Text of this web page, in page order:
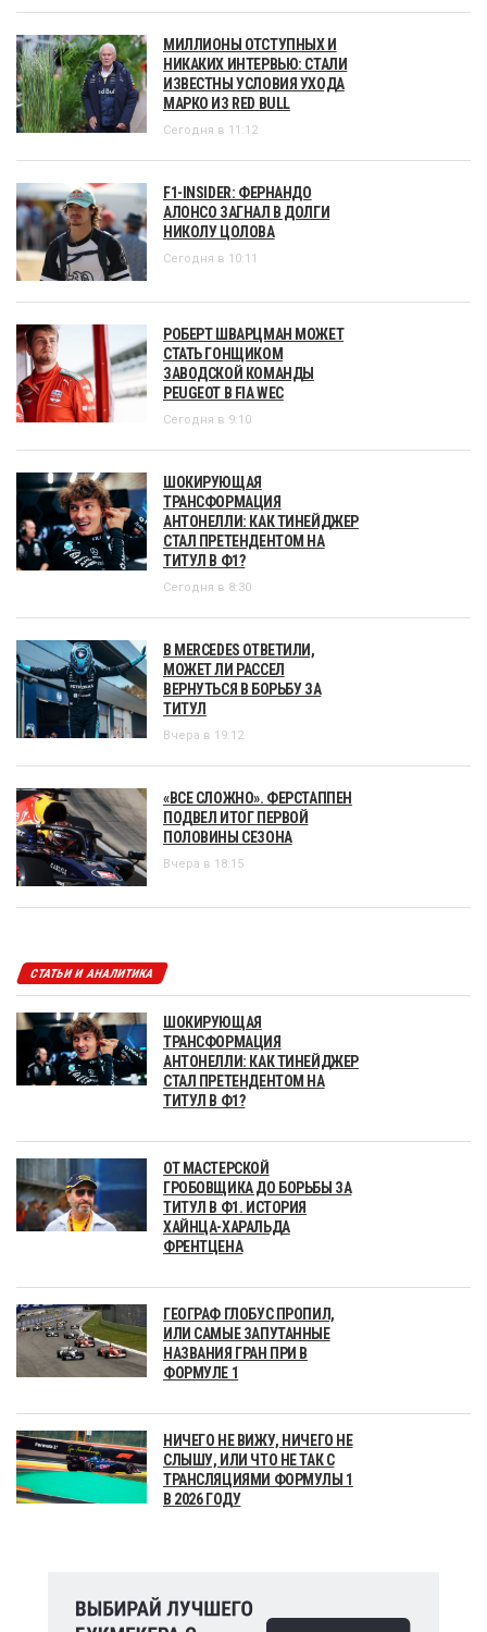
МИЛЛИОНЫ ОТСТУПНЫХ И
НИКАКИХ ИНТЕРВЬЮ: СТАЛИ
ИЗВЕСТНЫ УСЛОВИЯ УХОДА
МАРКО ИЗ RED BULL
Сегодня в 11:12
F1-INSIDER: ФЕРНАНДО
АЛОНСО ЗАГНАЛ В ДОЛГИ
НИКОЛУ ЦОЛОВА
Сегодня в 10:11
РОБЕРТ ШВАРЦМАН МОЖЕТ
СТАТЬ ГОНЩИКОМ
ЗАВОДСКОЙ КОМАНДЫ
PEUGEOT В FIA WEC
Сегодня в 9:10
ШОКИРУЮЩАЯ
ТРАНСФОРМАЦИЯ
АНТОНЕЛЛИ: КАК ТИНЕЙДЖЕР
СТАЛ ПРЕТЕНДЕНТОМ НА
ТИТУЛ В Ф1?
Сегодня в 8:30
В MERCEDES ОТВЕТИЛИ,
МОЖЕТ ЛИ РАССЕЛ
ВЕРНУТЬСЯ В БОРЬБУ ЗА
ТИТУЛ
Вчера в 19:12
«ВСЕ СЛОЖНО». ФЕРСТАППЕН
ПОДВЕЛ ИТОГ ПЕРВОЙ
ПОЛОВИНЫ СЕЗОНА
Вчера в 18:15
СТАТЬИ И АНАЛИТИКА
ШОКИРУЮЩАЯ
ТРАНСФОРМАЦИЯ
АНТОНЕЛЛИ: КАК ТИНЕЙДЖЕР
СТАЛ ПРЕТЕНДЕНТОМ НА
ТИТУЛ В Ф1?
ОТ МАСТЕРСКОЙ
ГРОБОВЩИКА ДО БОРЬБЫ ЗА
ТИТУЛ В Ф1. ИСТОРИЯ
ХАЙНЦА-ХАРАЛЬДА
ФРЕНТЦЕНА
ГЕОГРАФ ГЛОБУС ПРОПИЛ,
ИЛИ САМЫЕ ЗАПУТАННЫЕ
НАЗВАНИЯ ГРАН ПРИ В
ФОРМУЛЕ 1
НИЧЕГО НЕ ВИЖУ, НИЧЕГО НЕ
СЛЫШУ, ИЛИ ЧТО НЕ ТАК С
ТРАНСЛЯЦИЯМИ ФОРМУЛЫ 1
В 2026 ГОДУ